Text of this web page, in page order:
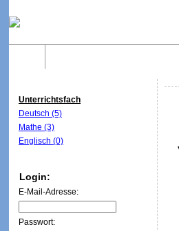
Unterrichtsfach
Deutsch (5)
Mathe (3)
Englisch (0)
Login:
E-Mail-Adresse:
Passwort: